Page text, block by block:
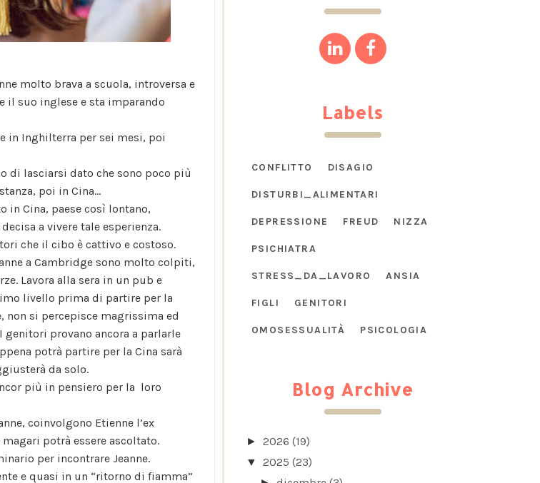
molto brava a scuola, introversa e
il suo inglese e sta imparando
in Inghilterra per sei mesi, poi
di lasciarsi dato che sono poco più
poi in Cina…
Cina, paese così lontano,
a vivere tale esperienza.
che il cibo è cattivo e costoso.
a Cambridge sono molto colpiti,
Lavora alla sera in un pub e
livello prima di partire per la
non si percepisce magrissima ed
provano ancora a parlarle
potrà partire per la Cina sarà
da solo.
più in pensiero per la loro
coinvolgono Etienne l’ex
magari potrà essere ascoltato.
per incontrare Jeanne.
e quasi in un “ritorno di fiamma”
Labels
CONFLITTO DISAGIO
DISTURBI_ALIMENTARI
DEPRESSIONE FREUD NIZZA
PSICHIATRA
STRESS_DA_LAVORO ANSIA
FIGLI GENITORI
OMOSESSUALITÀ PSICOLOGIA
Blog Archive
► 2026 (19)
▼ 2025 (23)